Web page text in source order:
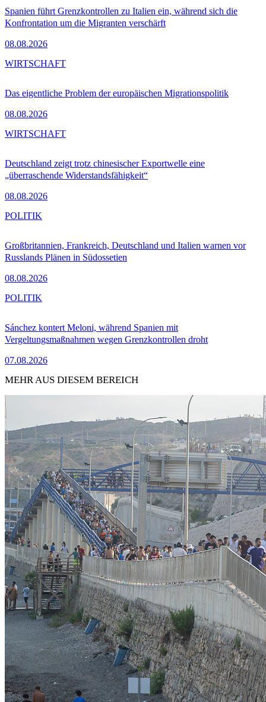
Spanien führt Grenzkontrollen zu Italien ein, während sich die
Konfrontation um die Migranten verschärft
08.08.2026
Das eigentliche Problem der europäischen Migrationspolitik
08.08.2026
WIRTSCHAFT
Deutschland zeigt trotz chinesischer Exportwelle eine
„überraschende Widerstandsfähigkeit“
08.08.2026
WIRTSCHAFT
Großbritannien, Frankreich, Deutschland und Italien warnen vor
Russlands Plänen in Südossetien
08.08.2026
POLITIK
Sánchez kontert Meloni, während Spanien mit
Vergeltungsmaßnahmen wegen Grenzkontrollen droht
07.08.2026
POLITIK
MEHR AUS DIESEM BEREICH